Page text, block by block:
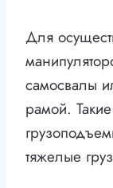
Для
самосвалы
рамой.
тяжелые